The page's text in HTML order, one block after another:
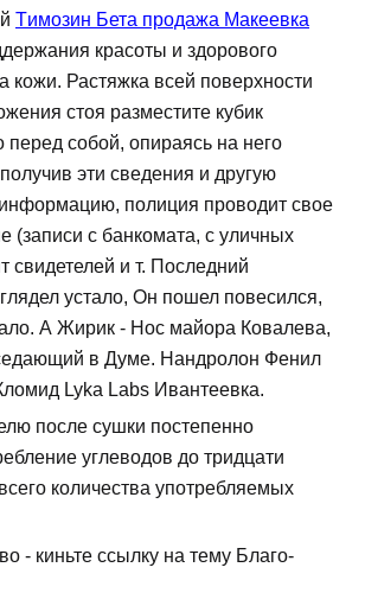
Tимозин Бета продажа Макеевка
красоты и здорового
кожи. Растяжка всей поверхности
стоя разместите кубик
перед собой, опираясь на него
эти сведения и другую
полиция проводит свое
(записи с банкомата, с уличных
свидетелей и т. Последний
устало, Он пошел повесился,
А Жирик - Нос майора Ковалева,
в Думе. Нандролон Фенил
Lyka Labs Ивантеевка.
после сушки постепенно
углеводов до тридцати
количества употребляемых
- киньте ссылку на тему Благо-